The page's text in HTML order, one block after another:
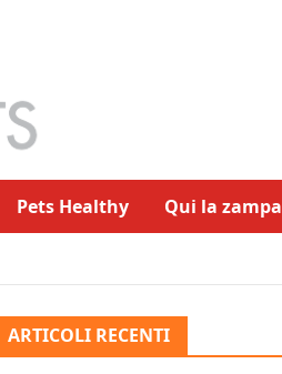
Pets Healthy Qui la zampa
ARTICOLI RECENTI